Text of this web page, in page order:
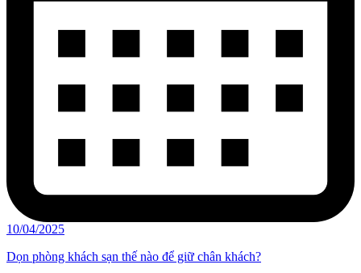
10/04/2025
Dọn phòng khách sạn thế nào để giữ chân khách?